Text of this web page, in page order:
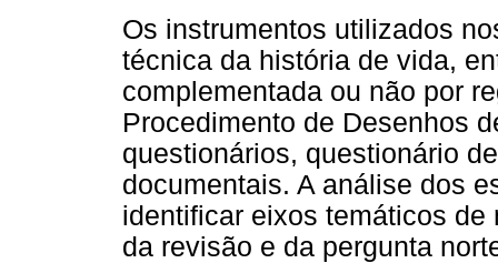
Os instrumentos utilizados
técnica da história de vida,
complementada ou não por
Procedimento de Desenhos
questionários, questionário
documentais. A análise dos
identificar eixos temáticos
da revisão e da pergunta